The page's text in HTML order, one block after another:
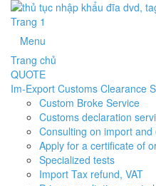
Menu
Trang chủ
QUOTE
Im-Export Customs Clearance
Custom Broke Service
Customs declaration
Consulting on import
Apply for a certificate of
Specialized tests
Import Tax refund, VAT